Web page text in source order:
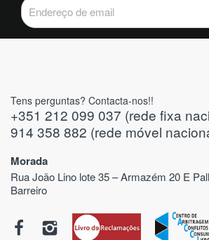
Tens perguntas? Contacta-nos!!
+351 212 099 037 (rede fixa
914 358 882 (rede móvel
Morada
Rua João Lino lote 35 – Armazém 20 E
Barreiro